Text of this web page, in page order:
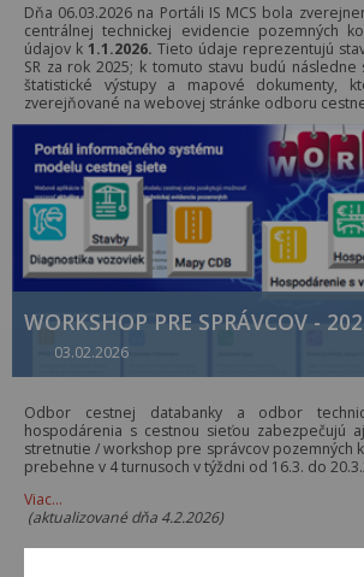
Dňa 06.03.2026 na Portáli IS MCS bola
centrálnej technickej evidencie pozemných
údajov k 1.1.2026. Tieto údaje reprezentujú
SR za rok 2025; k tomuto stavu budú následne
štatistické výstupy a mapové dokumenty,
zverejňované na webovej stránke odboru
WORKSHOP PRE SPRÁVCOV -
03.02.2026
Odbor cestnej databanky a odbor
hospodárenia s cestnou sieťou zabezpečujú
stretnutie / workshop pre správcov pozemných
prebehne v 4 turnusoch v týždni od 16.3. do
Viac…
(aktualizované dňa 4.2.2026)